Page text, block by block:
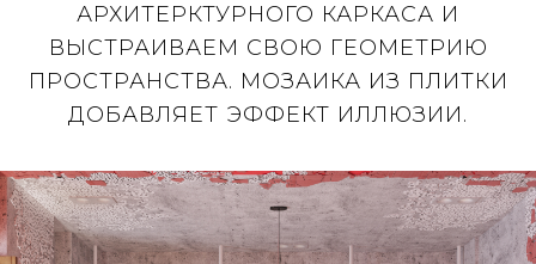
АРХИТЕРКТУРНОГО КАРКАСА И
ВЫСТРАИВАЕМ СВОЮ ГЕОМЕТРИЮ
ПРОСТРАНСТВА. МОЗАИКА ИЗ ПЛИТКИ
ДОБАВЛЯЕТ ЭФФЕКТ ИЛЛЮЗИИ.